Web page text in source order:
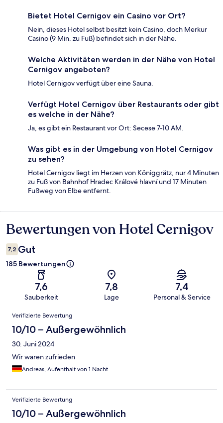
Bietet Hotel Cernigov ein Casino vor Ort?
Nein, dieses Hotel selbst besitzt kein Casino, doch Merkur
Casino (9 Min. zu Fuß) befindet sich in der Nähe.
Welche Aktivitäten werden in der Nähe von Hotel
Cernigov angeboten?
Hotel Cernigov verfügt über eine Sauna.
Verfügt Hotel Cernigov über Restaurants oder gibt
es welche in der Nähe?
Ja, es gibt ein Restaurant vor Ort: Secese 7-10 AM.
Was gibt es in der Umgebung von Hotel Cernigov
zu sehen?
Hotel Cernigov liegt im Herzen von Königgrätz, nur 4 Minuten
zu Fuß von Bahnhof Hradec Králové hlavní und 17 Minuten
Fußweg von Elbe entfernt.
Bewertungen
Bewertungen von Hotel Cernigov
7,2 Gut
185 Bewertungen
7,6
Sauberkeit
7,8
Lage
7,4
Personal & Service
Bewertungen
Verifizierte Bewertung
10/10 – Außergewöhnlich
30. Juni 2024
Wir waren zufrieden
Andreas, Aufenthalt von 1 Nacht
Verifizierte Bewertung
10/10 – Außergewöhnlich